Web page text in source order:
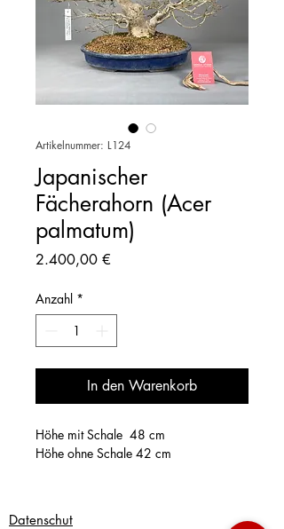
Artikelnummer: L124
Japanischer
Fächerahorn (Acer
palmatum)
2.400,00 €
Anzahl *
In den Warenkorb
Höhe mit Schale 48 cm
Höhe ohne Schale 42 cm
Datenschut